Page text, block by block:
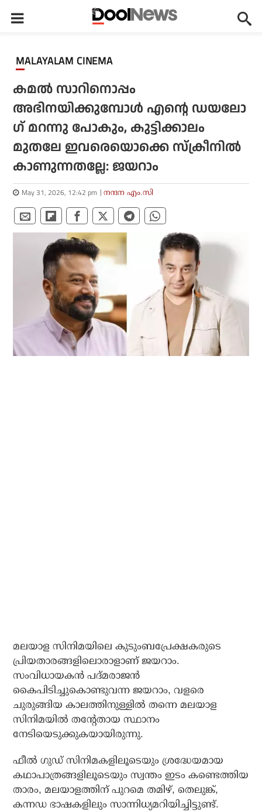
MALAYALAM CINEMA
കമൽ സാറിനൊപ്പം
അഭിനയിക്കുമ്പോൾ എന്റെ ഡയലോ​
ഗ് മറന്നു പോകും, കുട്ടിക്കാലം
മുതലേ ഇവരെയൊക്കെ സ്ക്രീനിൽ
കാണുന്നതല്ലേ: ജയറാം
May 31, 2026, 12:42 pm നന്ദന എം.സി
മലയാള സിനിമയിലെ കുടുംബപ്രേക്ഷകരുടെ
പ്രിയതാരങ്ങളിലൊരാളാണ് ജയറാം.
സംവിധായകൻ പദ്മരാജൻ
കൈപിടിച്ചുകൊണ്ടുവന്ന ജയറാം, വളരെ
ചുരുങ്ങിയ കാലത്തിനുള്ളിൽ തന്നെ മലയാള
സിനിമയിൽ തന്റേതായ സ്ഥാനം
നേടിയെടുക്കുകയായിരുന്നു.
ഫീൽ ഗുഡ് സിനിമകളിലൂടെയും ശ്രദ്ധേയമായ
കഥാപാത്രങ്ങളിലൂടെയും സ്വന്തം ഇടം കണ്ടെത്തിയ
താരം, മലയാളത്തിന് പുറമെ തമിഴ്, തെലുങ്ക്,
കന്നഡ ഭാഷകളിലും സാന്നിധ്യമറിയിച്ചിട്ടുണ്ട്.